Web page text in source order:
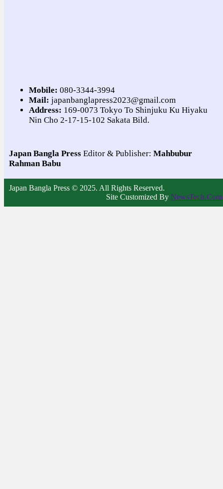
Mobile: 080-3344-3994
Mail: japanbanglapress2023@gmail.com
Address: 169-0073 Tokyo To Shinjuku Ku Hiyaku
Nin Cho 2-17-15-102 Sakata Bild.
Japan Bangla Press Editor & Publisher: Mahbubur
Rahman Babu
Japan Bangla Press © 2025. All Rights Reserved.
Site Customized By NewsTech.Com